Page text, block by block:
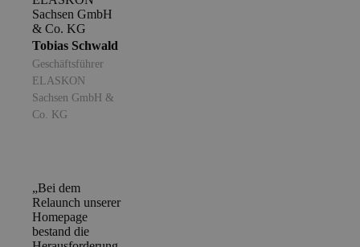
Tobias Schwald
Geschäftsführer
ELASKON
Sachsen GmbH &
Co. KG
„Bei dem
Relaunch unserer
Homepage
bestand die